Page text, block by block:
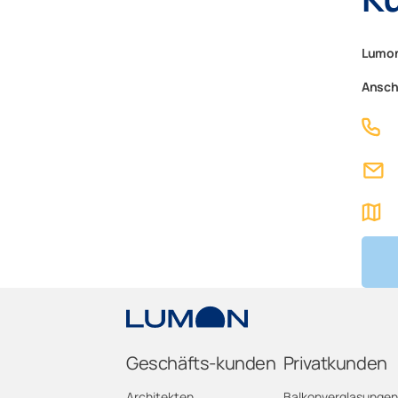
Geschäfts-kunden Privatkunden